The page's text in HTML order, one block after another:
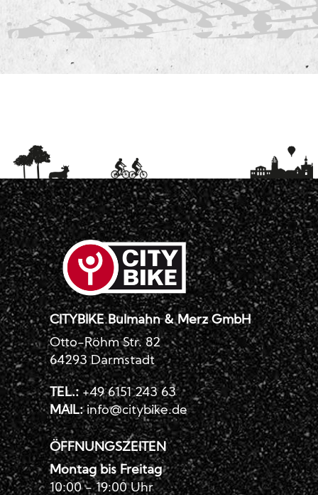
CITYBIKE Bulmahn & Merz GmbH
Otto-Röhm Str. 82
64293 Darmstadt
TEL.:+49 6151 243 63
MAIL: info@citybike.de
ÖFFNUNGSZEITEN
Montag bis Freitag
10:00 - 19:00 Uhr